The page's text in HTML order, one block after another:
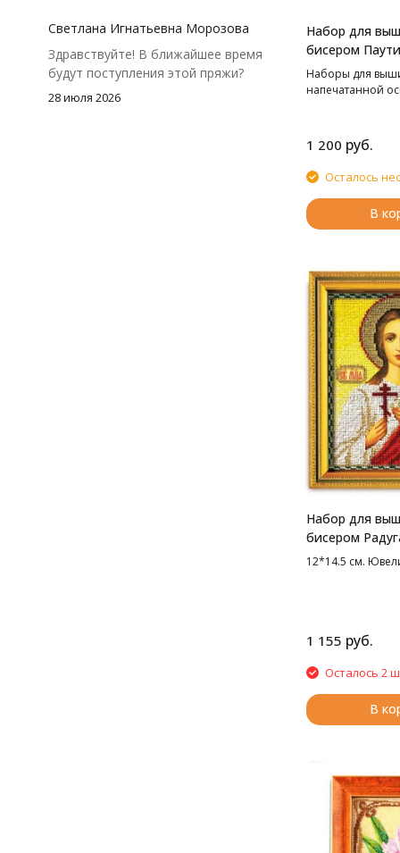
Набор для
бисером
Корзинка с
24,5*33 см
Наборы для
напечатанной
1 200 руб.
Осталось
В
Набор для
бисером
Св.Вера,
12*14.5 см.
1 155 руб.
Осталось 2
В
чуть-чуть не хватило))
Светлана Игнатьевна Морозова
Здравствуйте! В ближайшее время
будут поступления этой пряжи?
28 июля 2026